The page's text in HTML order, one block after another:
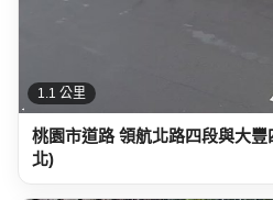
1.1 公里
桃園市道路 領航北路四段與大
北)